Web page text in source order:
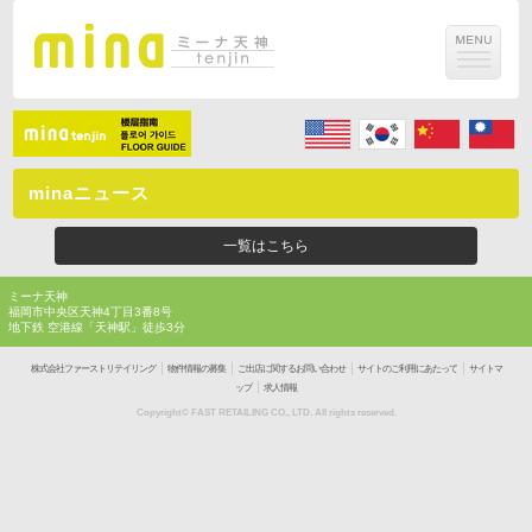
minaニュース
一覧はこちら
ミーナ天神
福岡市中央区天神4丁目3番8号
地下鉄 空港線「天神駅」徒歩3分
株式会社ファーストリテイリング｜ 物件情報の募集｜ ご出店に関するお問い合わせ｜ サイトのご利用にあたって｜
サイトマ
ップ｜ 求人情報
Copyright© FAST RETAILING CO., LTD. All rights reserved.